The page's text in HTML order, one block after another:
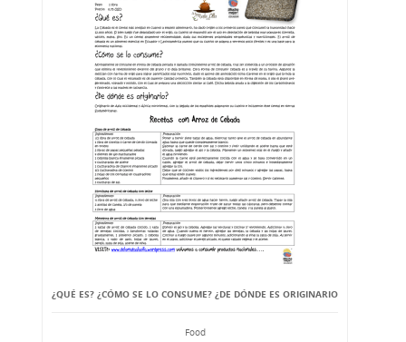
¿QUÉ ES? ¿CÓMO SE LO CONSUME? ¿DE DÓNDE ES ORIGINARIO
Food